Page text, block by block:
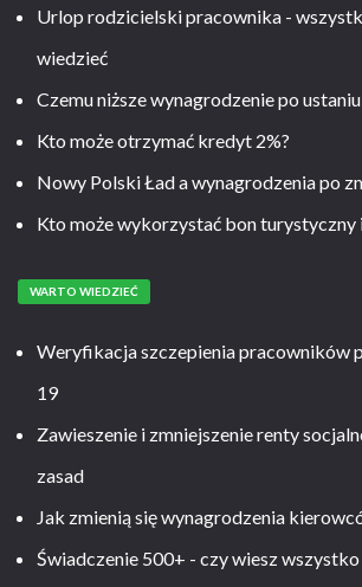
Urlop rodzicielski pracownika -
wiedzieć
Czemu niższe wynagrodzenie po
Kto może otrzymać kredyt 2%?
Nowy Polski Ład a wynagrodzenia po
Kto może wykorzystać bon turystyczny
WARTO WIEDZIEĆ
Weryfikacja szczepienia pracowników
19
Zawieszenie i zmniejszenie renty
zasad
Jak zmienią się wynagrodzenia
Świadczenie 500+ - czy wiesz